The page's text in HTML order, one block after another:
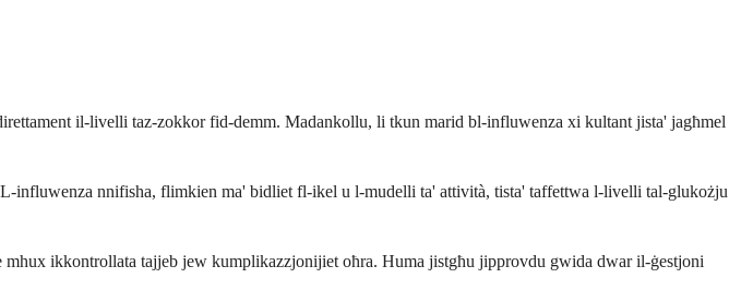
il-livelli taz-zokkor fid-demm. Madankollu, li tkun marid bl-influwenza xi kultant jista' jagħmel
nnifisha, flimkien ma' bidliet fl-ikel u l-mudelli ta' attività, tista' taffettwa l-livelli tal-glukożju
ikkontrollata tajjeb jew kumplikazzjonijiet oħra. Huma jistgħu jipprovdu gwida dwar il-ġestjoni